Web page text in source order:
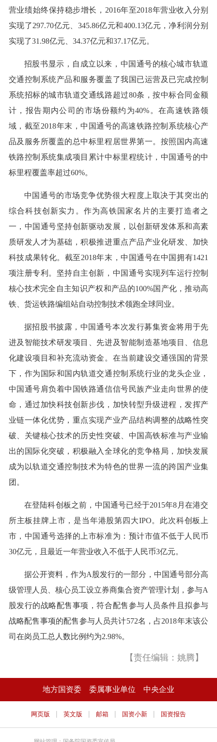
营业绩始终保持稳步增长，2016年至2018年营业收入分别
实现了297.70亿元、345.86亿元和400.13亿元，净利润分别
实现了31.98亿元、34.37亿元和37.17亿元。
招股书显示，自成立以来，中国通号的核心城市轨道
交通控制系统产品和服务覆盖了我国已运营及已完成控制
系统招标的城市轨道交通线路超过80条，按中标合同金额
计，报告期内公司的市场份额约为40%。在高速铁路领
域，截至2018年末，中国通号的高速铁路控制系统核心产
品及服务所覆盖的总中标里程居世界第一。按照国内高速
铁路控制系统集成项目累计中标里程统计，中国通号的中
标里程覆盖率超过60%。
中国通号的市场竞争优势很大程度上取决于其突出的
综合科技创新实力。作为高铁国家名片的主要打造者之
一，中国通号坚持创新驱动发展，以创新研发体系和高素
质研发人才为基础，积极推进重点产品产业化研发、加快
科技成果转化。截至2018年末，中国通号在中国拥有1421
项注册专利。坚持自主创新，中国通号实现列车运行控制
核心技术完全自主知识产权和产品的100%国产化，推动高
铁、货运铁路编组站自动控制技术领跑全球同业。
据招股书披露，中国通号本次发行募集资金将用于先
进及智能技术研发项目、先进及智能制造基地项目、信息
化建设项目和补充流动资金。在当前建设交通强国的背景
下，作为国际和国内轨道交通控制系统行业的龙头企业，
中国通号肩负着中国铁路通信信号民族产业走向世界的使
命，通过加快科技创新步伐，加快转型升级进程，发挥产
业链一体化优势，重点实现产业产品结构调整的战略性突
破、关键核心技术的历史性突破、中国高铁标准与产业输
出的国际化突破，积极融入全球化的竞争格局，加快发展
成为以轨道交通控制技术为特色的世界一流的跨国产业集
团。
在登陆科创板之前，中国通号已经于2015年8月在港交
所主板挂牌上市，是当年港股第四大IPO。此次科创板上
市，中国通号选择的上市标准为：预计市值不低于人民币
30亿元，且最近一年营业收入不低于人民币3亿元。
据公开资料，作为A股发行的一部分，中国通号部分高
级管理人员、核心员工设立券商集合资产管理计划，参与A
股发行的战略配售事项，符合配售参与人员条件且拟参与
战略配售事项的配售参与人员共计572名，占2018年末该公
司在岗员工总人数比例约为2.98%。
【责任编辑：姚腾】
地方国资委 委属事业单位 中央企业
网页版 | 英文版 | 邮箱 | 国资小新 | 国资报告